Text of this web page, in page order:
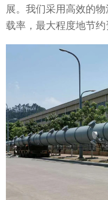
展。我们采用高效的
载率，最大程度地节约